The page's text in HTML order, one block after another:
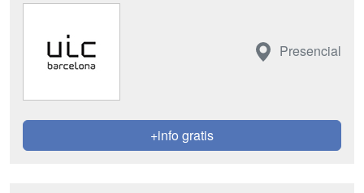
Presencial
+info gratis